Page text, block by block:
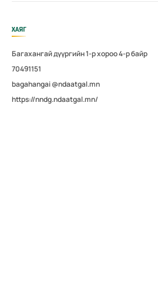
ХАЯГ
Багахангай дүүргийн 1-р хороо 4-р байр
70491151
bagahangai @ndaatgal.mn
https://nndg.ndaatgal.mn/